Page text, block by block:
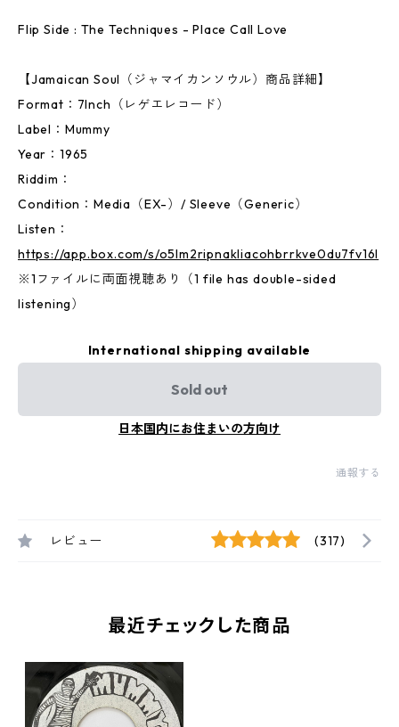
Flip Side : The Techniques - Place Call Love
【Jamaican Soul（ジャマイカンソウル）商品詳細】
Format：7Inch（レゲエレコード）
Label：Mummy
Year：1965
Riddim：
Condition：Media（EX-）/ Sleeve（Generic）
Listen：
https://app.box.com/s/o5lm2ripnakliacohbrrkve0du7fv16l
※1ファイルに両面視聴あり（1 file has double-sided
listening）
International shipping available
Sold out
日本国内にお住まいの方向け
通報する
レビュー (317)
最近チェックした商品